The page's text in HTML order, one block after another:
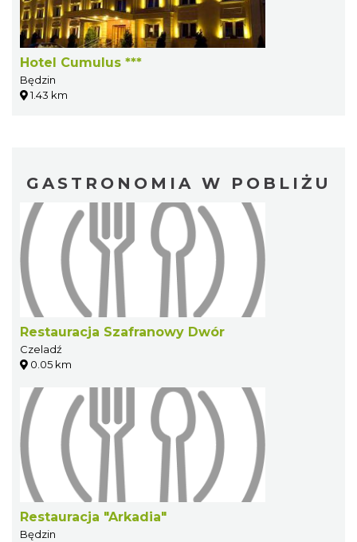
Hotel Cumulus ***
Będzin
1.43 km
GASTRONOMIA W POBLIŻU
Restauracja Szafranowy Dwór
Czeladź
0.05 km
Restauracja "Arkadia"
Będzin